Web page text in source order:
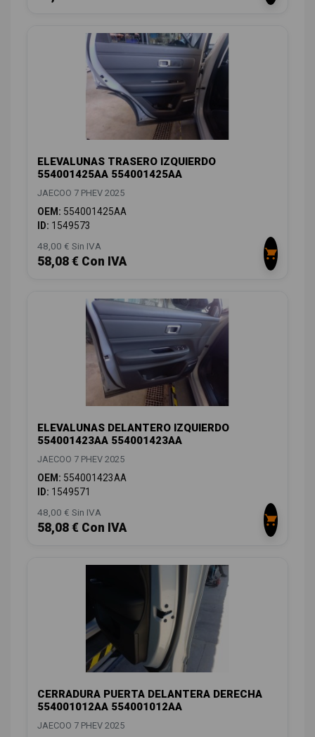
ELEVALUNAS TRASERO IZQUIERDO
554001425AA 554001425AA
JAECOO 7 PHEV 2025
OEM: 554001425AA
ID: 1549573
48,00 € Sin IVA
58,08 € Con IVA
ELEVALUNAS DELANTERO IZQUIERDO
554001423AA 554001423AA
JAECOO 7 PHEV 2025
OEM: 554001423AA
ID: 1549571
48,00 € Sin IVA
58,08 € Con IVA
CERRADURA PUERTA DELANTERA DERECHA
554001012AA 554001012AA
JAECOO 7 PHEV 2025